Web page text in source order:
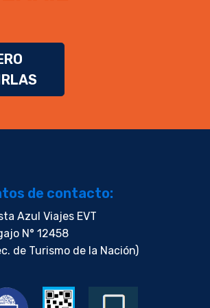
de contacto:
Azul Viajes EVT
N° 12458
de Turismo de la Nación)